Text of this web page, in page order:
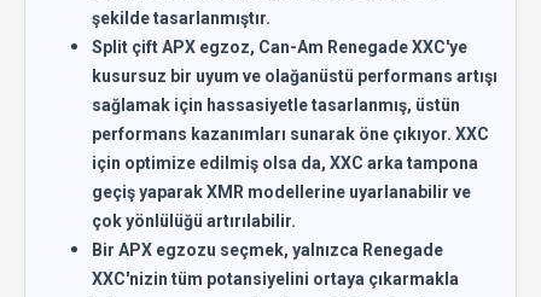
şekilde tasarlanmıştır.
Split çift APX egzoz, Can-Am Renegade XXC'ye
kusursuz bir uyum ve olağanüstü performans artışı
sağlamak için hassasiyetle tasarlanmış, üstün
performans kazanımları sunarak öne çıkıyor. XXC
için optimize edilmiş olsa da, XXC arka tampona
geçiş yaparak XMR modellerine uyarlanabilir ve
çok yönlülüğü artırılabilir.
Bir APX egzozu seçmek, yalnızca Renegade
XXC'nizin tüm potansiyelini ortaya çıkarmakla